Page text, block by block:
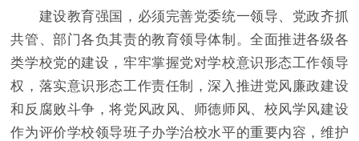
建设教育强国，必须完善党委统一领导、党政齐抓
共管、部门各负其责的教育领导体制。全面推进各级各
类学校党的建设，牢牢掌握党对学校意识形态工作领导
权，落实意识形态工作责任制，深入推进党风廉政建设
和反腐败斗争，将党风政风、师德师风、校风学风建设
作为评价学校领导班子办学治校水平的重要内容，维护